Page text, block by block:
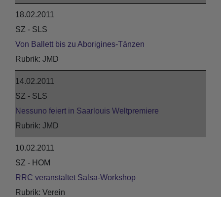
18.02.2011
SZ - SLS
Von Ballett bis zu Aborigines-Tänzen
JMD
14.02.2011
SZ - SLS
Nessuno feiert in Saarlouis Weltpremiere
JMD
10.02.2011
SZ - HOM
RRC veranstaltet Salsa-Workshop
Verein